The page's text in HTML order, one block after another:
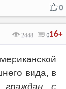
0
16+
2448 0
вида, в
граждан с